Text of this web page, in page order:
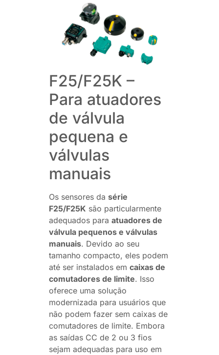
F25/F25K –
Para atuadores
de válvula
pequena e
válvulas
manuais
Os sensores da série
F25/F25K são particularmente
adequados para atuadores de
válvula pequenos e válvulas
manuais. Devido ao seu
tamanho compacto, eles podem
até ser instalados em caixas de
comutadores de limite. Isso
oferece uma solução
modernizada para usuários que
não podem fazer sem caixas de
comutadores de limite. Embora
as saídas CC de 2 ou 3 fios
sejam adequadas para uso em